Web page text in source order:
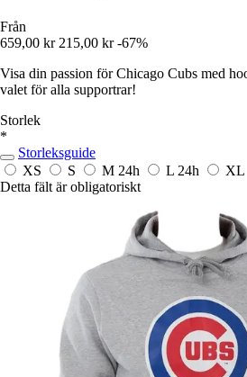
Från
659,00 kr 215,00 kr -67%
Visa din passion för Chicago Cubs med
valet för alla supportrar!
Storlek
*
Storleksguide
XS
S M 24h L 24h XL
Detta fält är obligatoriskt